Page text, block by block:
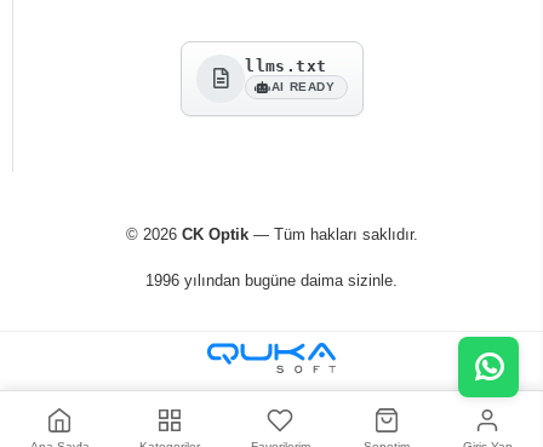
llms.txt
AI READY
© 2026 CK Optik— Tüm hakları saklıdır.
1996 yılından bugüne daima sizinle.